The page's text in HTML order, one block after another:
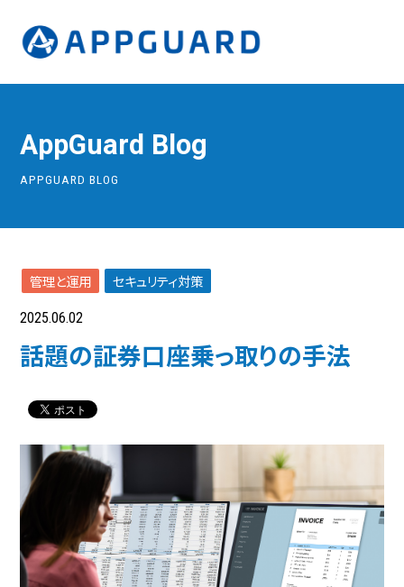
AppGuard Blog
APPGUARD BLOG
管理と運用 セキュリティ対策
2025.06.02
話題の証券口座乗っ取りの手法